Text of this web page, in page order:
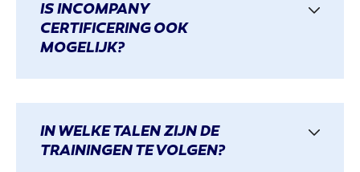
IS INCOMPANY
CERTIFICERING OOK
MOGELIJK?
IN WELKE TALEN ZIJN DE
TRAININGEN TE VOLGEN?